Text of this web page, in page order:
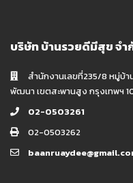
บริษัท บ้านรวยดีมีสุข จำ
สำนักงานเลขที่235/8 หมู่บ้
พัฒนา เขตสะพานสูง กรุงเทพฯ
02-0503261
02-0503262